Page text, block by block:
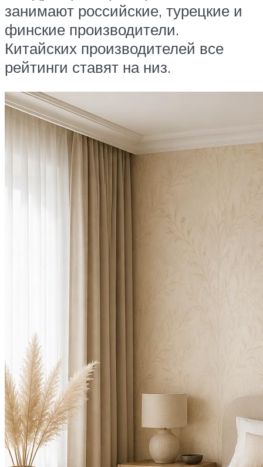
занимают российские, турецкие и
финские производители.
Китайских производителей все
рейтинги ставят на низ.